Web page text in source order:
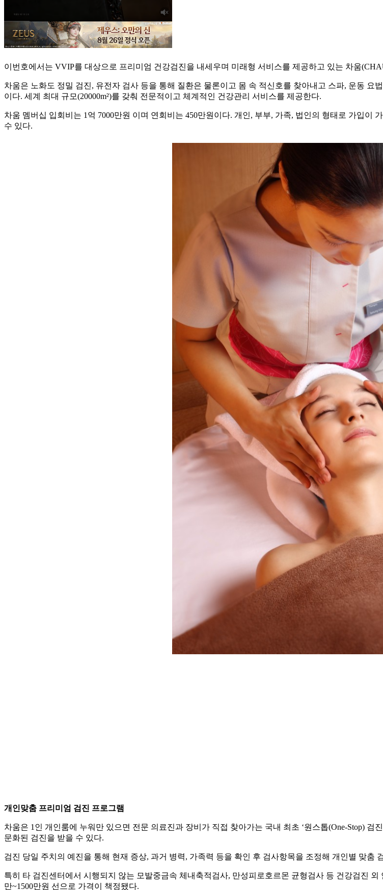
이번호에서는 VVIP를 대상으로 프리미엄 건강검진을 내세우며 미래형 서비스를 제공하고 있는 차움
차움은 노화도 정밀 검진, 유전자 검사 등을 통해 질환은 물론이고 몸 속 적신호를 찾아내고 스파, 운동 요
이다. 세계 최대 규모(20000m²)를 갖춰 전문적이고 체계적인 건강관리 서비스를 제공한다.
차움 멤버십 입회비는 1억 7000만원 이며 연회비는 450만원이다. 개인, 부부, 가족, 법인의 형태로 가입
수 있다.
개인맞춤 프리미엄 검진 프로그램
차움은 1인 개인룸에 누워만 있으면 전문 의료진과 장비가 직접 찾아가는 국내 최초 ‘원스톱(One-Stop)
문화된 검진을 받을 수 있다.
검진 당일 주치의 예진을 통해 현재 증상, 과거 병력, 가족력 등을 확인 후 검사항목을 조정해 개인별 맞춤
특히 타 검진센터에서 시행되지 않는 모발중금속 체내축적검사, 만성피로호르몬 균형검사 등 건강검진
만~1500만원 선으로 가격이 책정됐다.